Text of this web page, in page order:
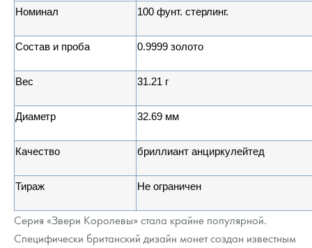
Номинал 100 фунт. стерлинг.
Состав и проба 0.9999 золото
Вес 31.21 г
Диаметр 32.69 мм
Качество бриллиант анциркулейтед
Тираж Не ограничен
Серия «Звери Королевы» стала крайне популярной.
Специфически британский дизайн монет создан известным